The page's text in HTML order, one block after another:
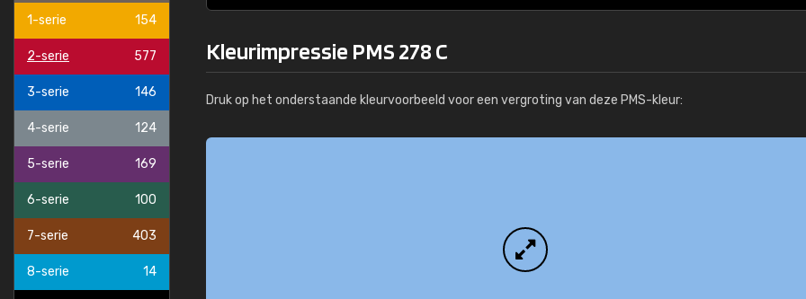
1-serie 154
2-serie 577
3-serie 146
4-serie 124
5-serie 169
6-serie 100
7-serie 403
8-serie 14
Kleurimpressie PMS 278 C
Druk op het onderstaande kleurvoorbeeld voor een vergroting van deze PMS-kleur: